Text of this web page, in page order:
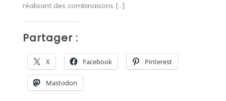
réalisant des combinaisons […]
Partager :
X Facebook Pinterest
Mastodon